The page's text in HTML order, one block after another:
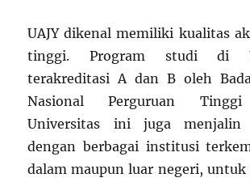
UAJY dikenal memiliki kualitas
tinggi. Program studi di
terakreditasi A dan B oleh
Nasional Perguruan Tinggi
Universitas ini juga menjalin
dengan berbagai institusi
dalam maupun luar negeri, untuk